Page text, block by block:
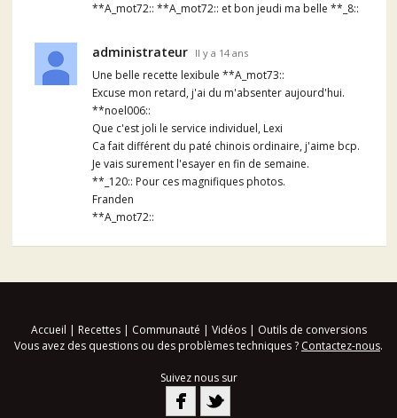
**A_mot72:: **A_mot72:: et bon jeudi ma belle **_8::
administrateur Il y a 14 ans
Une belle recette lexibule **A_mot73::
Excuse mon retard, j'ai du m'absenter aujourd'hui.
**noel006::
Que c'est joli le service individuel, Lexi
Ca fait différent du paté chinois ordinaire, j'aime bcp.
Je vais surement l'esayer en fin de semaine.
**_120:: Pour ces magnifiques photos.
Franden
**A_mot72::
Accueil | Recettes| Communauté | Vidéos| Outils de conversions
Vous avez des questions ou des problèmes techniques ? Contactez-nous.
Suivez nous sur